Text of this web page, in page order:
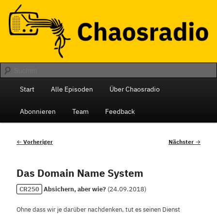
primären
Inhalt
springenChaosradio
Das monatliche Radio des Chaos Computer Club Berlin
Start Alle Episoden Über Chaosradio
Abonnieren Team Feedback
Beitragsnavigation
← Vorheriger Nächster →
Das Domain Name System
CR250 Absichern, aber wie? (24.09.2018)
Ohne dass wir je darüber nachdenken, tut es seinen Dienst